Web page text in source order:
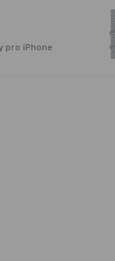
pro iPhone